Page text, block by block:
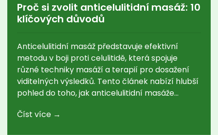
Proč si zvolit anticelulitidní masáž: 10
klíčových důvodů
Anticelulitidní masáž představuje efektivní
metodu v boji proti celulitidě, která spojuje
různé techniky masáží a terapií pro dosažení
viditelných výsledků. Tento článek nabízí hlubší
pohled do toho, jak anticelulitidní masáže
během nich používají. Čtenáři se dozví o
Číst více →